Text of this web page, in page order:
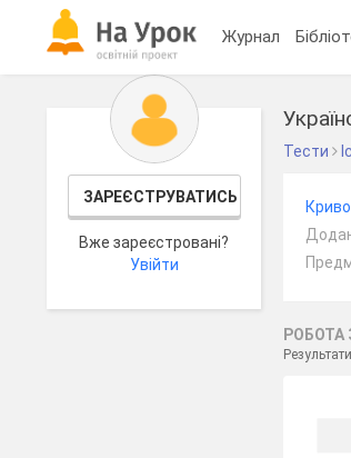
Журнал
ЗАРЕЄСТРУВАТИСЬ
Вже зареєстровані?
Увійти
Тести
РОБОТА